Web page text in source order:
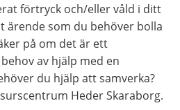
förtryck och/eller våld i ditt
ärende som du behöver bolla
på om det är ett
av hjälp med en
du hjälp att samverka?
Heder Skaraborg.